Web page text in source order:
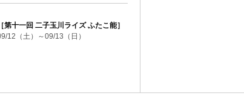
［第十一回 二子玉川ライズ ふたこ能］
12（土）～09/13（日）